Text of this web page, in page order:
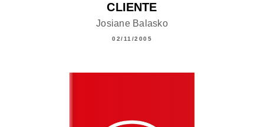
CLIENTE
Josiane Balasko
02/11/2005